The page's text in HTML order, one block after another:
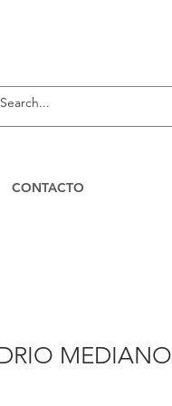
CONTACTO
MEDIANO